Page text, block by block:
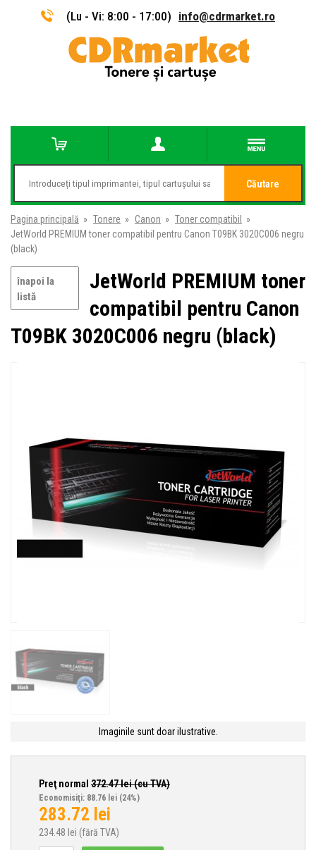
(Lu - Vi: 8:00 - 17:00) info@cdrmarket.ro
Căutare
Pagina principală » Tonere » Canon » Toner compatibil
»
JetWorld PREMIUM toner compatibil pentru Canon T09BK 3020C006 negru
(black)
înapoi la
listă
JetWorld PREMIUM toner
compatibil pentru Canon
T09BK 3020C006 negru (black)
Imaginile sunt doar ilustrative.
Preţ normal 372.47lei (cu TVA)
Economisiţi: 88.76 lei (24%)
283.72 lei
234.48 lei (fără TVA)